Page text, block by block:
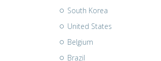
South Korea
United States
Belgium
Brazil